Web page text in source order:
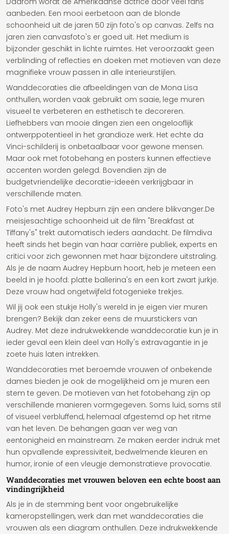
aanbeden. Een mooi eerbetoon aan de blonde
schoonheid uit de jaren 50 zijn foto's op canvas. Zelfs na
jaren zien canvasfoto's er goed uit. Het medium is
bijzonder geschikt in lichte ruimtes. Het veroorzaakt geen
verblinding of reflecties en doeken met motieven van deze
magnifieke vrouw passen in alle interieurstijlen.
Wanddecoraties die afbeeldingen van de Mona Lisa
onthullen, worden vaak gebruikt om saaie, lege muren
visueel te verbeteren en esthetisch te decoreren.
Liefhebbers van mooie dingen zien een ongelooflijk
ontwerppotentieel in het grandioze werk. Het echte da
Vinci-schilderij is onbetaalbaar voor gewone mensen.
Maar ook met fotobehang en posters kunnen effectieve
accenten worden gelegd. Bovendien zijn de
budgetvriendelijke decoratie-ideeën verkrijgbaar in
verschillende maten.
Foto's met Audrey Hepburn zijn een andere blikvanger.De
meisjesachtige schoonheid uit de film "Breakfast at
Tiffany's" trekt automatisch ieders aandacht. De filmdiva
heeft sinds het begin van haar carrière publiek, experts en
critici voor zich gewonnen met haar bijzondere uitstraling.
Als je de naam Audrey Hepburn hoort, heb je meteen een
beeld in je hoofd: platte ballerina's en een kort zwart jurkje.
Deze vrouw had ongetwijfeld fotogenieke trekjes.
Wil jij ook een stukje Holly's wereld in je eigen vier muren
brengen? Bekijk dan zeker eens de muurstickers van
Audrey. Met deze indrukwekkende wanddecoratie kun je in
ieder geval een klein deel van Holly's extravagantie in je
zoete huis laten intrekken.
Wanddecoraties met beroemde vrouwen of onbekende
dames bieden je ook de mogelijkheid om je muren een
stem te geven. De motieven van het fotobehang zijn op
verschillende manieren vormgegeven. Soms luid, soms stil
of visueel verbluffend, helemaal afgestemd op het ritme
van het leven. De behangen gaan ver weg van
eentonigheid en mainstream. Ze maken eerder indruk met
hun opvallende expressiviteit, bedwelmende kleuren en
humor, ironie of een vleugje demonstratieve provocatie.
Wanddecoraties met vrouwen beloven een echte boost aan
vindingrijkheid
Als je in de stemming bent voor ongebruikelijke
kameropstellingen, werk dan met wanddecoraties die
vrouwen als een diagram onthullen. Deze indrukwekkende